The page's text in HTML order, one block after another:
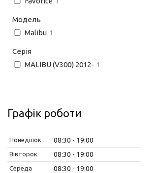
Модель
Malibu 1
Серія
MALIBU (V300) 2012- 1
Графік роботи
Понеділок 08:30 19:00
Вівторок 08:30 19:00
Середа 08:30 19:00